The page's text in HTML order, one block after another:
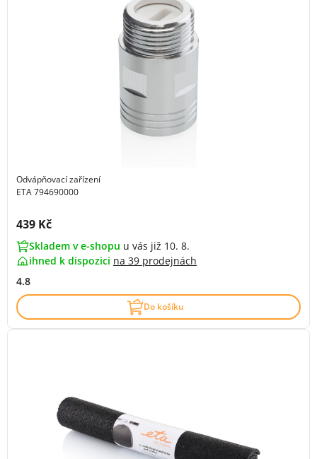
Odvápňovací zařízení
ETA 794690000
Cena s DPH:
439 Kč
Skladem v e-shopu u vás již 10. 8.
ihned k dispozici na 39 prodejnách
4.8
Do košíku